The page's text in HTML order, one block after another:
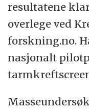
resultatene
overlege ved
forskning.no.
nasjonalt